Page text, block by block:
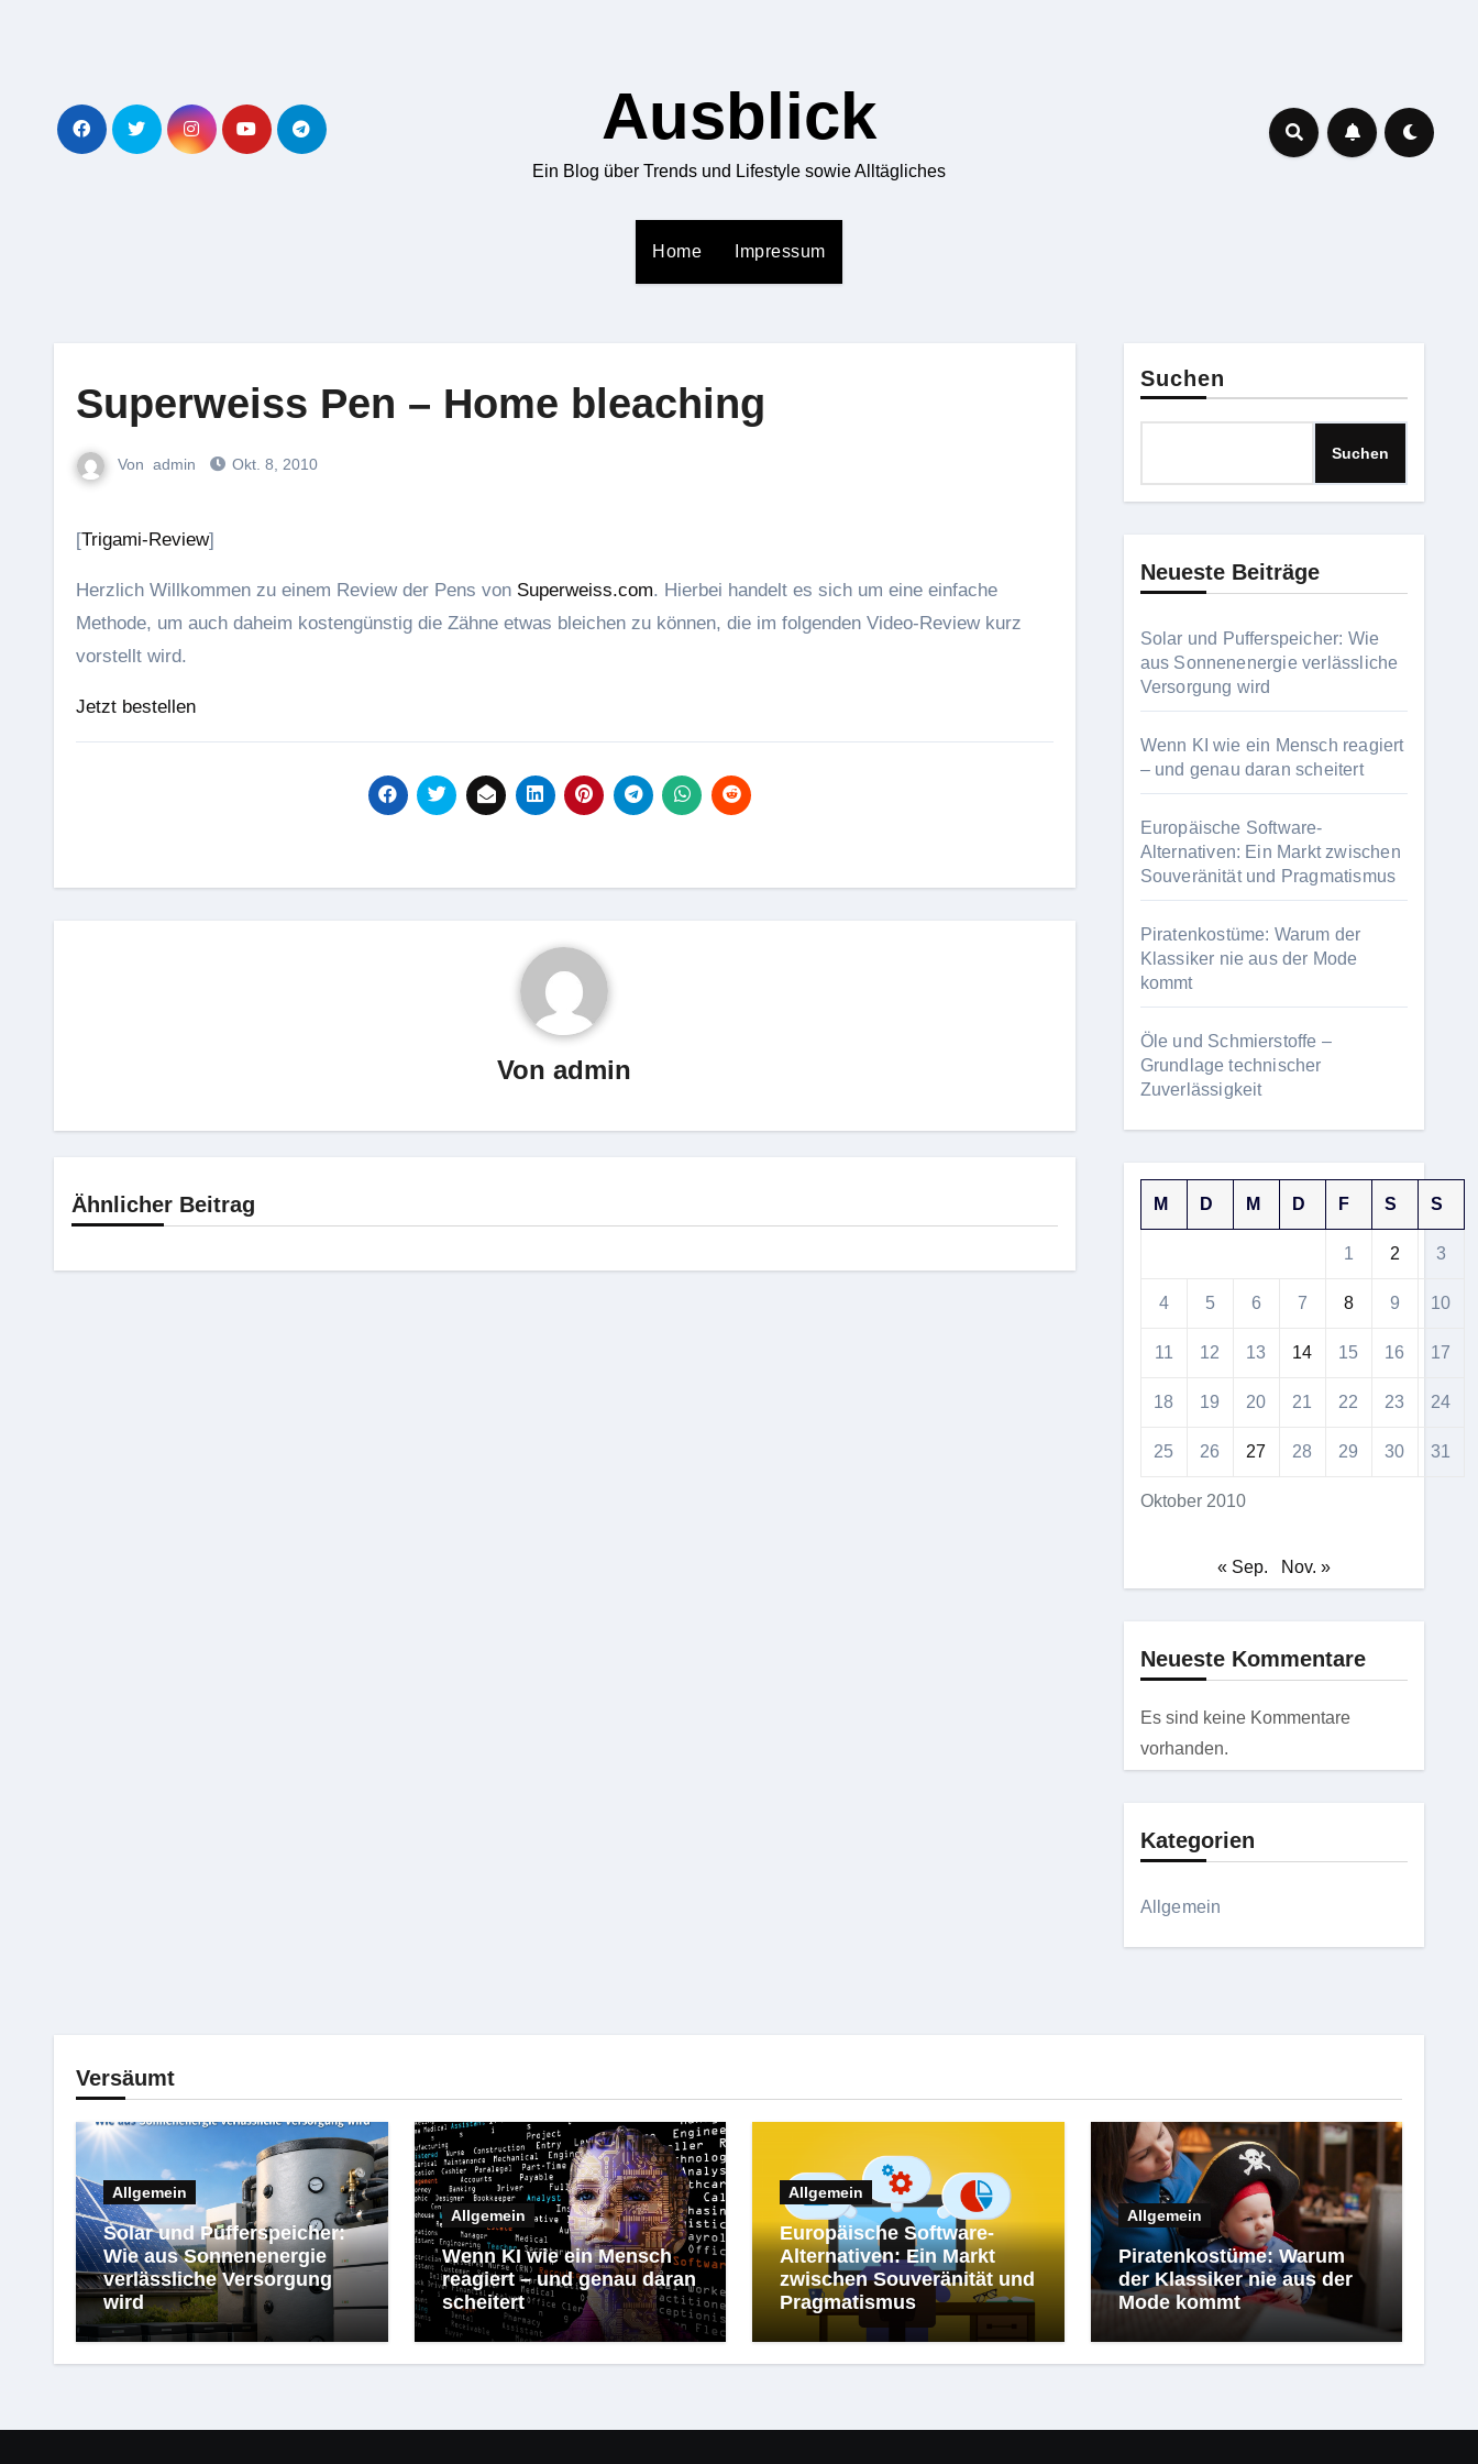
Ausblick
Ein Blog über Trends und Lifestyle sowie Alltägliches
Home Impressum
Superweiss Pen – Home bleaching
Von admin Okt. 8, 2010
[ Trigami-Review]
Herzlich Willkommen zu einem Review der Pens von Superweiss.com. Hierbei handelt es sich um eine einfache
Methode, um auch daheim kostengünstig die Zähne etwas bleichen zu können, die im folgenden Video-Review kurz
vorstellt wird.
Jetzt bestellen
Vonadmin
Ähnlicher Beitrag
Suchen
Suchen
Neueste Beiträge
Solar und Pufferspeicher: Wie
aus Sonnenenergie verlässliche
Versorgung wird
Wenn KI wie ein Mensch reagiert
– und genau daran scheitert
Europäische Software-
Alternativen: Ein Markt zwischen
Souveränität und Pragmatismus
Piratenkostüme: Warum der
Klassiker nie aus der Mode
kommt
Öle und Schmierstoffe –
Grundlage technischer
Zuverlässigkeit
Oktober 2010
M D M D F S S
1 2 3
4 5 6 7 8 9 10
11 12 13 14 15 16 17
18 19 20 21 22 23 24
25 26 27 28 29 30 31
« Sep. Nov. »
Neueste Kommentare
Es sind keine Kommentare
vorhanden.
Kategorien
Allgemein
Versäumt
Allgemein
Solar und Pufferspeicher:
Wie aus Sonnenenergie
verlässliche Versorgung
wird
Allgemein
Wenn KI wie ein Mensch
reagiert – und genau daran
scheitert
Allgemein
Europäische Software-
Alternativen: Ein Markt
zwischen Souveränität und
Pragmatismus
Allgemein
Piratenkostüme: Warum
der Klassiker nie aus der
Mode kommt